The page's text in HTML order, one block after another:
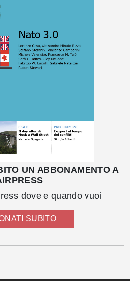
UN ABBONAMENTO A
dove e quando vuoi
SUBITO